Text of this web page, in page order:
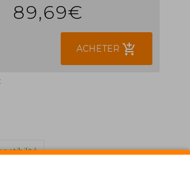
89,69€
ACHETER add_shopping_cart